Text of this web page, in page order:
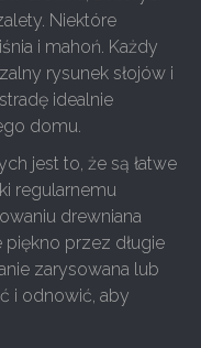
Niektóre
i mahoń. Każdy
rysunek słojów i
idealnie
domu.
jest to, że są łatwe
regularnemu
drewniana
przez długie
zarysowana lub
i odnowić, aby